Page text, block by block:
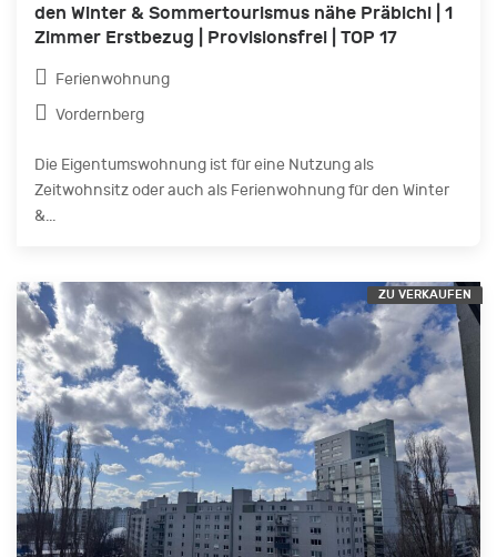
den Winter & Sommertourismus nähe Präbichl | 1
Zimmer Erstbezug | Provisionsfrei | TOP 17
Ferienwohnung
Vordernberg
Die Eigentumswohnung ist für eine Nutzung als
Zeitwohnsitz oder auch als Ferienwohnung für den Winter
&...
ZU VERKAUFEN